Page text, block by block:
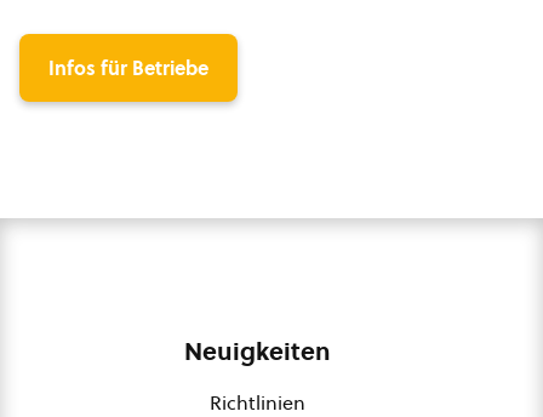
Infos für Betriebe
Neuigkeiten
Richtlinien